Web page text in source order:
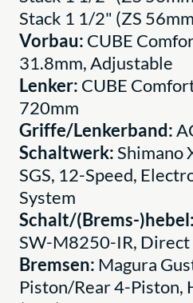
Stack 1 1/2" (ZS
Vorbau: CUBE
31.8mm, Adjustable
Lenker: CUBE
720mm
Griffe/Lenkerband:
Schaltwerk:Shimano
SGS, 12-Speed,
System
Schalt/(Brems-)hebel:
SW-M8250-IR, Direct
Bremsen: Magura
Piston/Rear 4-Piston,